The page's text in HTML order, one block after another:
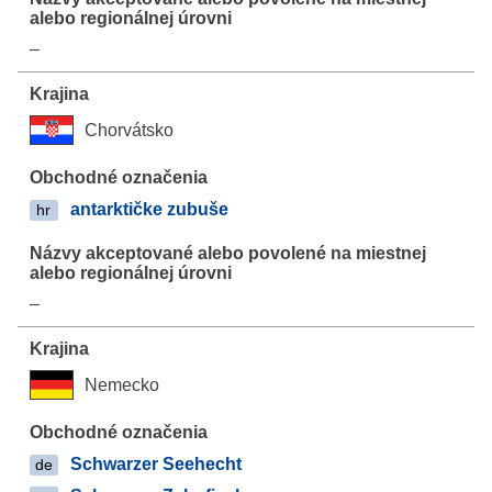
–
Chorvátsko
hr antarktičke zubuše
–
Nemecko
de Schwarzer Seehecht